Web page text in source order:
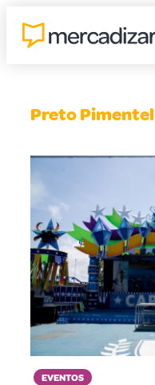
Preto Pimentel
EVENTOS